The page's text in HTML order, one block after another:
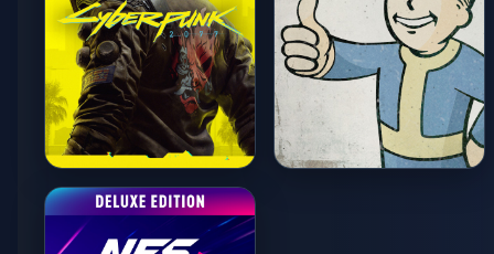
Cyberpunk 2077
LOW (FSR) / 25-35 FPS